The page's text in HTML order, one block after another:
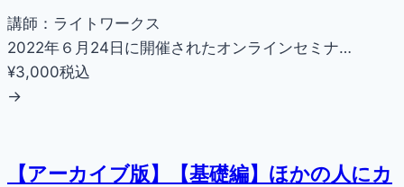
講師：ライトワークス
2022年６月24日に開催されたオンラインセミナ…
¥3,000税込
→
【アーカイブ版】【基礎編】ほかの人にカ